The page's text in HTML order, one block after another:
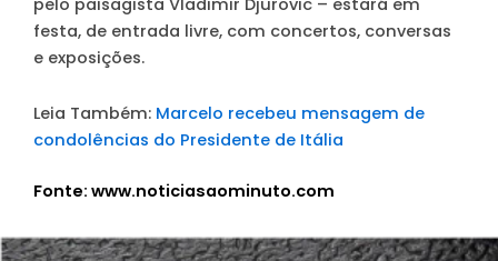
pelo paisagista Vladimir Djurovic – estará em
festa, de entrada livre, com concertos, conversas
e exposições.
Leia Também: Marcelo recebeu mensagem de
condolências do Presidente de Itália
Fonte: www.noticiasaominuto.com